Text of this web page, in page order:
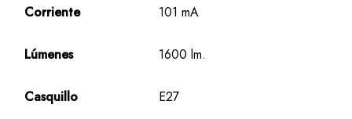
Corriente 101 mA
Lúmenes 1600 lm.
Casquillo E27